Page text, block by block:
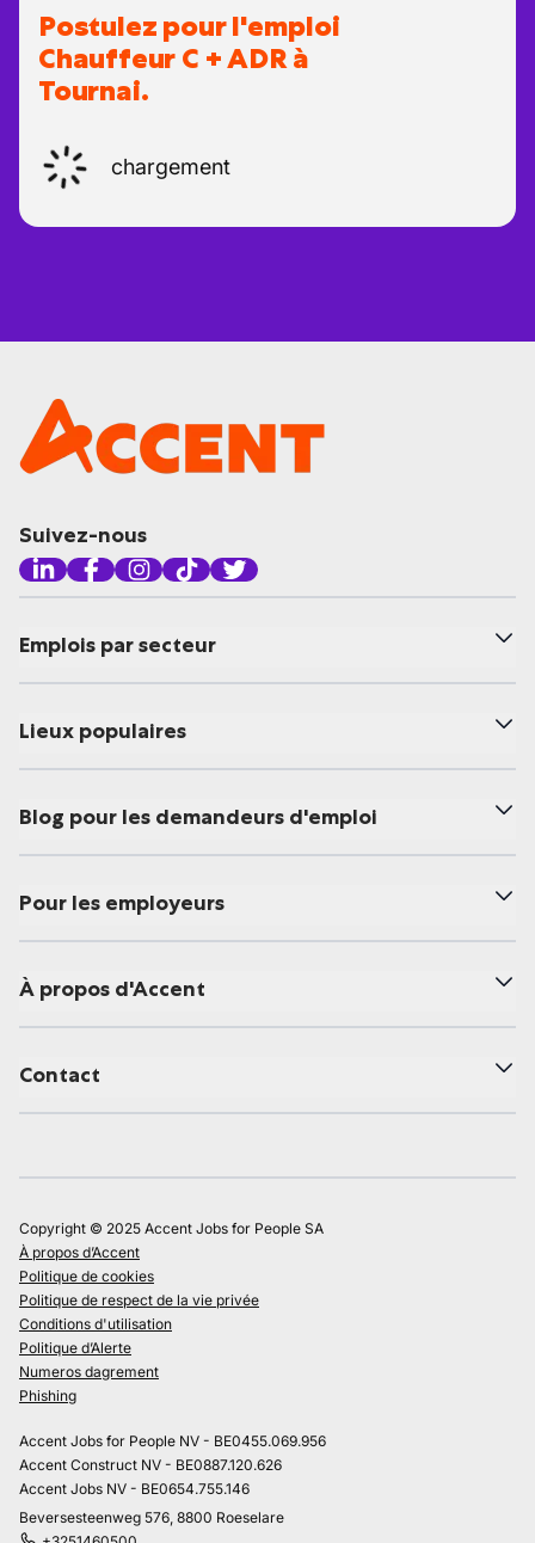
Postulez pour l'emploi
Chauffeur C + ADR à
Tournai.
chargement
Suivez-nous
Emplois par secteur
Lieux populaires
Blog pour les demandeurs d'emploi
Pour les employeurs
À propos d'Accent
Contact
Copyright © 2025 Accent Jobs for People SA
À propos d’Accent
Politique de cookies
Politique de respect de la vie privée
Conditions d'utilisation
Politique d’Alerte
Numeros dagrement
Phishing
Accent Jobs for People NV - BE0455.069.956
Accent Construct NV - BE0887.120.626
Accent Jobs NV - BE0654.755.146
Beversesteenweg 576, 8800 Roeselare